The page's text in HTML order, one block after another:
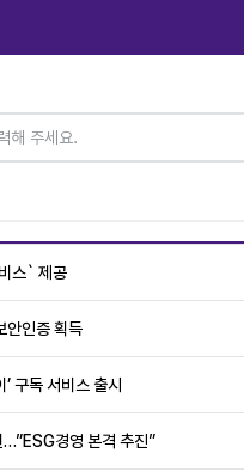
스` 제공
안인증 획득
구독 서비스 출시
경영 본격 추진”